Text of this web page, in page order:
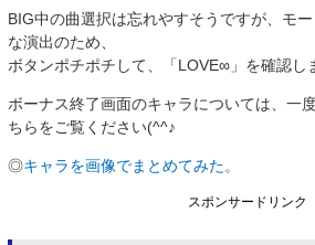
BIG中の曲選択は忘れやすそうですが、モ
な演出のため、
ボタンポチポチして、「LOVE∞」を確認し
ボーナス終了画面のキャラについては、一
ちらをご覧ください(^^♪
◎キャラを画像でまとめてみた。
スポンサードリンク